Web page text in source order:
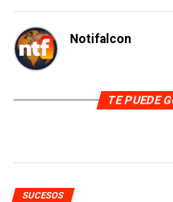
Notifalcon
TE PUEDE
SUCESOS